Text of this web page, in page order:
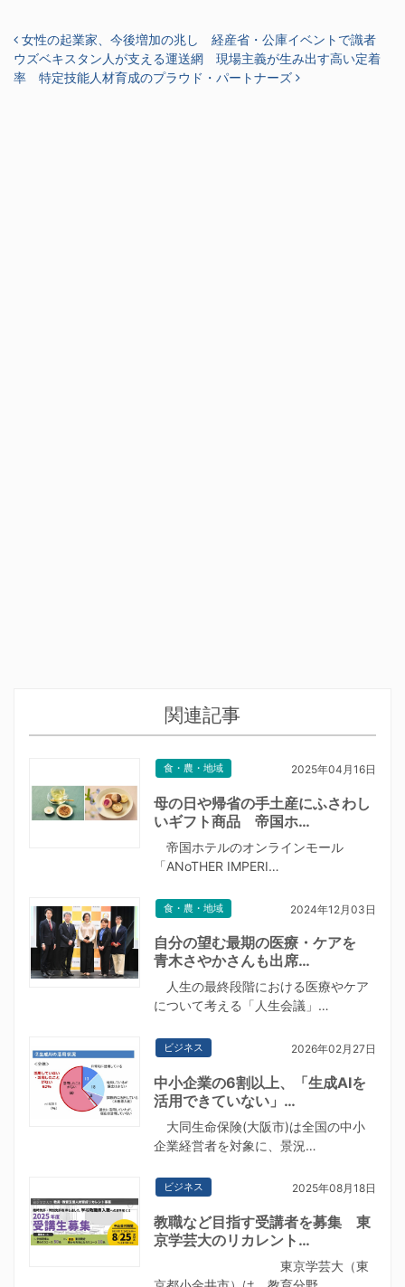
投稿ナビゲーション
女性の起業家、今後増加の兆し 経産省・公庫イベントで識者
ウズベキスタン人が支える運送網 現場主義が生み出す高い定着
率 特定技能人材育成のプラウド・パートナーズ
関連記事
食・農・地域 2025年04月16日
母の日や帰省の手土産にふさわし
いギフト商品 帝国ホ…
帝国ホテルのオンラインモール
「ANoTHER IMPERI…
食・農・地域 2024年12月03日
自分の望む最期の医療・ケアを
青木さやかさんも出席…
人生の最終段階における医療やケア
について考える「人生会議」…
ビジネス 2026年02月27日
中小企業の6割以上、「生成AIを
活用できていない」…
大同生命保険(大阪市)は全国の中小
企業経営者を対象に、景況…
ビジネス 2025年08月18日
教職など目指す受講者を募集 東
京学芸大のリカレント…
東京学芸大（東